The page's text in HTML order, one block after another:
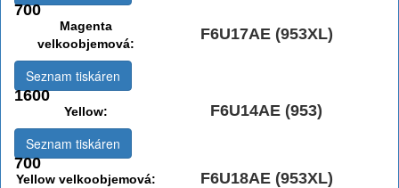
700
Magenta
velkoobjemová:
F6U17AE (953XL)
1600
Seznam tiskáren
Yellow: F6U14AE (953)
700
Seznam tiskáren
Yellow velkoobjemová: F6U18AE (953XL)